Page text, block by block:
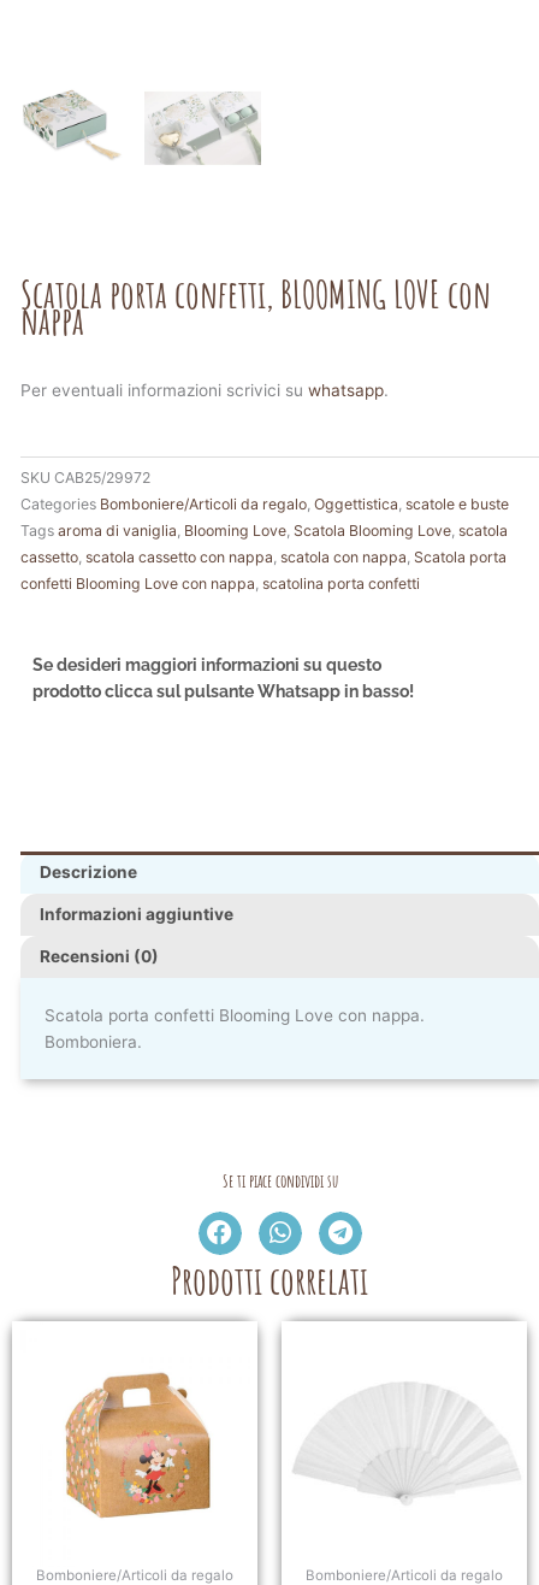
Scatola porta confetti, BLOOMING LOVE con
nappa
Per eventuali informazioni scrivici su whatsapp.
SKU CAB25/29972
Categories Bomboniere/Articoli da regalo Oggettistica scatole e buste
Tags aroma di vaniglia Blooming Love Scatola Blooming Love scatola
cassetto scatola cassetto con nappa scatola con nappa Scatola porta
confetti Blooming Love con nappa scatolina porta confetti
Se desideri maggiori informazioni su questo
prodotto clicca sul pulsante Whatsapp in basso!
Descrizione
Informazioni aggiuntive
Recensioni (0)
Scatola porta confetti Blooming Love con nappa.
Bomboniera.
Se ti piace condividi su
Prodotti correlati
Bomboniere/Articoli da regalo Bomboniere/Articoli da regalo